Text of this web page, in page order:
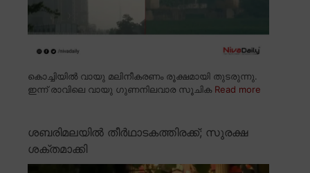
കൊച്ചിയിൽ വായു മലിനീകരണം രൂക്ഷമായി തുടരുന്നു.
ഇന്ന് രാവിലെ വായു ഗുണനിലവാര സൂചിക Read more
ശബരിമലയിൽ തീർഥാടകത്തിരക്ക്; സുരക്ഷ
ശക്തമാക്കി